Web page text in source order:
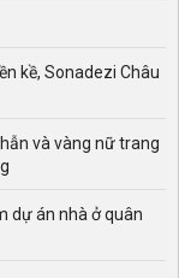
kề, Sonadezi Châu
và vàng nữ trang
dự án nhà ở quân